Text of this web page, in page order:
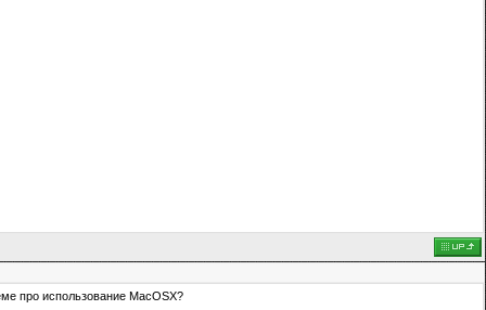
про использование MacOSX?